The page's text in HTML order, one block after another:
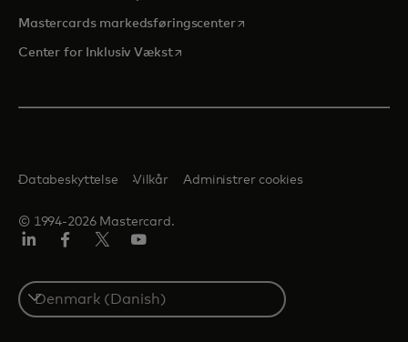
Mastercards markedsføringscenteropens in a new tab
Center for Inklusiv Vækstopens in a new tab
© 1994-2026 Mastercard.
Databeskyttelse Vilkår Administrer cookies
Select
a
country